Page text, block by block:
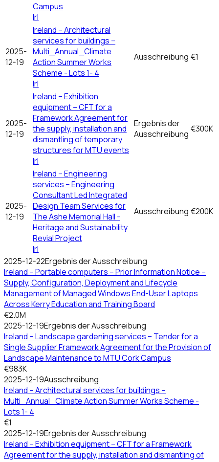
Campus
Irl
2025-
12-19
Ireland – Architectural
services for buildings –
Multi_Annual_Climate
Action Summer Works
Scheme - Lots 1- 4
Irl
Ausschreibung €1
2025-
12-19
Ireland – Exhibition
equipment – CFT for a
Framework Agreement for
the supply, installation and
dismantling of temporary
structures for MTU events
Irl
Ergebnis der
Ausschreibung €300K
2025-
12-19
Ireland – Engineering
services – Engineering
Consultant Led Integrated
Design Team Services for
The Ashe Memorial Hall -
Heritage and Sustainability
Revial Project
Irl
Ausschreibung €200K
2025-12-22Ergebnis der Ausschreibung
Ireland – Portable computers – Prior Information Notice –
Supply, Configuration, Deployment and Lifecycle
Management of Managed Windows End-User Laptops
Across Kerry Education and Training Board
€2.0M
2025-12-19Ergebnis der Ausschreibung
Ireland – Landscape gardening services – Tender for a
Single Supplier Framework Agreement for the Provision of
Landscape Maintenance to MTU Cork Campus
€983K
2025-12-19Ausschreibung
Ireland – Architectural services for buildings –
Multi_Annual_Climate Action Summer Works Scheme -
Lots 1- 4
€1
2025-12-19Ergebnis der Ausschreibung
Ireland – Exhibition equipment – CFT for a Framework
Agreement for the supply, installation and dismantling of